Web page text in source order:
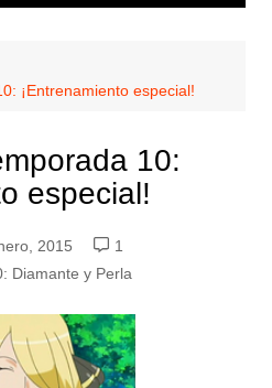
¡Entrenamiento especial!
10:
especial!
2015
1
Diamante y Perla